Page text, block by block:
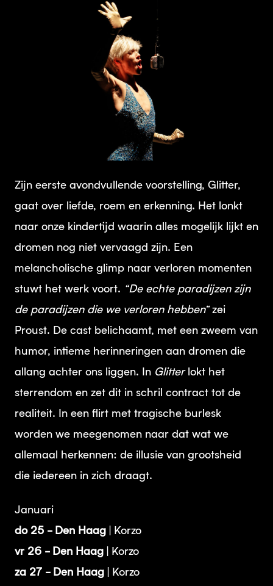
Zijn eerste avondvullende voorstelling, Glitter,
gaat over liefde, roem en erkenning. Het lonkt
naar onze kindertijd waarin alles mogelijk lijkt en
dromen nog niet vervaagd zijn. Een
melancholische glimp naar verloren momenten
stuwt het werk voort. “De echte paradijzen zijn
de paradijzen die we verloren hebben”zei
Proust. De cast belichaamt, met een zweem van
humor, intieme herinneringen aan dromen die
allang achter ons liggen. In Glitterlokt het
sterrendom en zet dit in schril contract tot de
realiteit. In een flirt met tragische burlesk
worden we meegenomen naar dat wat we
allemaal herkennen: de illusie van grootsheid
die iedereen in zich draagt.
Januari
do 25 - Den Haag | Korzo
vr 26 - Den Haag | Korzo
za 27 - Den Haag | Korzo